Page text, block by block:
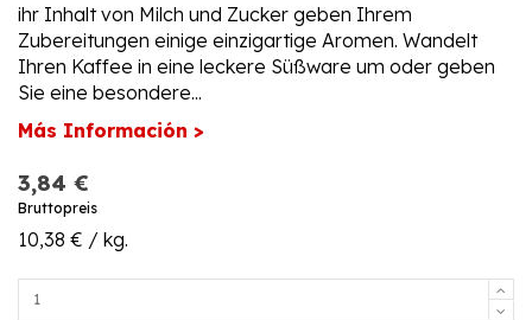
ihr Inhalt von Milch und Zucker geben Ihrem
Zubereitungen einige einzigartige Aromen. Wandelt
Ihren Kaffee in eine leckere Süßware um oder geben
Sie eine besondere...
Más Información >
3,84 €
Bruttopreis
10,38 € / kg.